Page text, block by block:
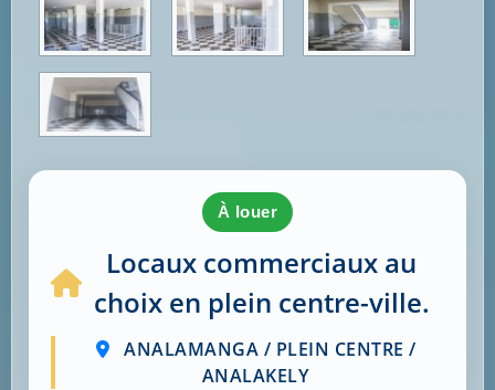
à louer
Locaux commerciaux au
choix en plein centre-ville.
ANALAMANGA / PLEIN CENTRE /
ANALAKELY